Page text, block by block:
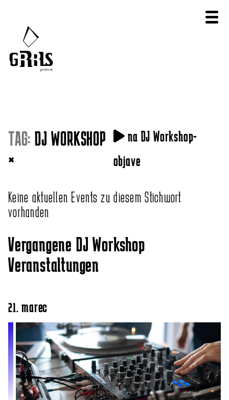
TAG: DJ WORKSHOP
×
na DJ Workshop-
objave
Keine aktuellen Events zu diesem Stichwort
vorhanden
Vergangene DJ Workshop
Veranstaltungen
21. marec